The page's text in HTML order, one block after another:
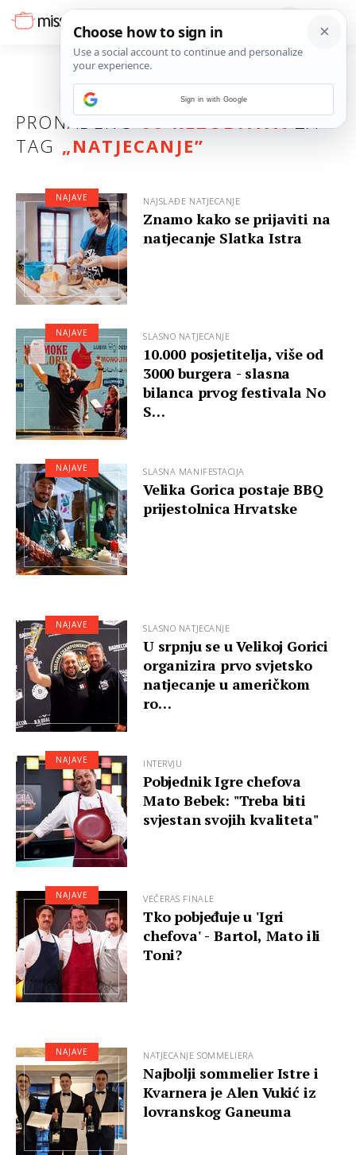
PRONAĐENO66 REZULTATAZA
TAG „NATJECANJE”
NAJSLAĐE NATJECANJE
Znamo kako se prijaviti na
natjecanje Slatka Istra
NAJAVE
SLASNO NATJECANJE
10.000 posjetitelja, više od
3000 burgera - slasna
bilanca prvog festivala No
S…
NAJAVE
SLASNA MANIFESTACIJA
Velika Gorica postaje BBQ
prijestolnica Hrvatske
NAJAVE
SLASNO NATJECANJE
U srpnju se u Velikoj Gorici
organizira prvo svjetsko
natjecanje u američkom
ro…
NAJAVE
INTERVJU
Pobjednik Igre chefova
Mato Bebek: "Treba biti
svjestan svojih kvaliteta"
NAJAVE
VEČERAS FINALE
Tko pobjeđuje u 'Igri
chefova' - Bartol, Mato ili
Toni?
NAJAVE
NATJECANJE SOMMELIERA
Najbolji sommelier Istre i
Kvarnera je Alen Vukić iz
lovranskog Ganeuma
NAJAVE
Sign in with Google